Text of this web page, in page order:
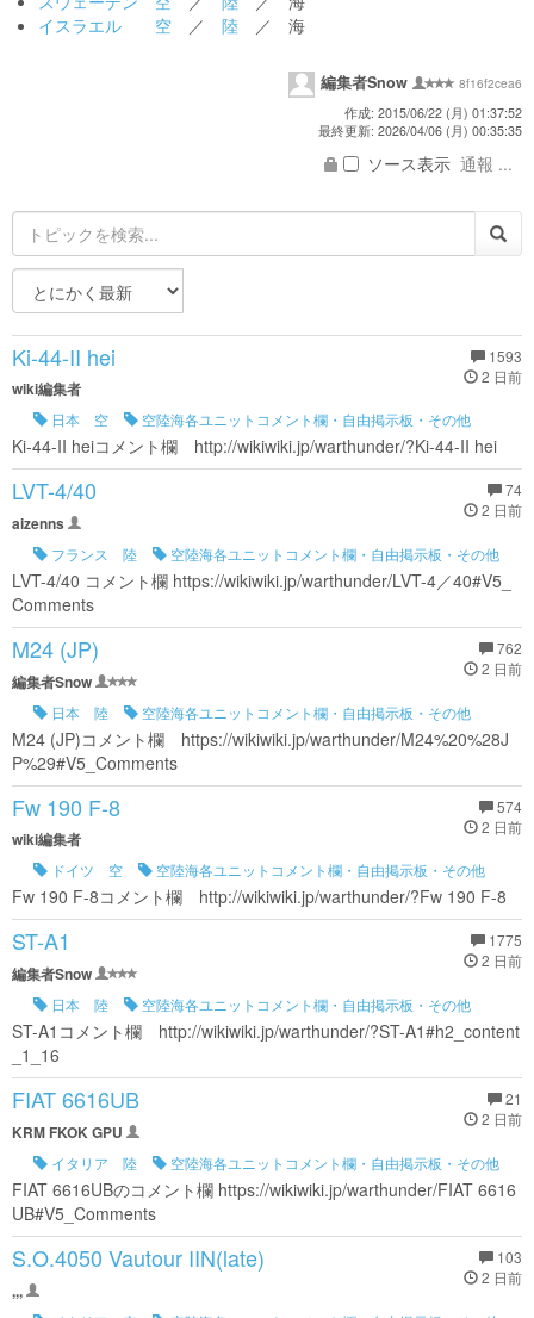
イスラエル
空 ／陸 ／ 海
編集者Snow
8f16f2cea6
作成: 2015/06/22 (月) 01:37:52
最終更新: 2026/04/06 (月) 00:35:35
ソース表示 通報 ...
1593
2 日前
Ki-44-II hei
wiki編集者
日本 空 空陸海各ユニットコメント欄・自由掲示板・その他
Ki-44-II heiコメント欄 http://wikiwiki.jp/warthunder/?Ki-44-II hei
74
2 日前
LVT-4/40
aizenns
フランス 陸 空陸海各ユニットコメント欄・自由掲示板・その他
LVT-4/40 コメント欄 https://wikiwiki.jp/warthunder/LVT-4／40#V5_
Comments
762
2 日前
M24 (JP)
編集者Snow
日本 陸 空陸海各ユニットコメント欄・自由掲示板・その他
M24 (JP)コメント欄 https://wikiwiki.jp/warthunder/M24%20%28J
P%29#V5_Comments
574
2 日前
Fw 190 F-8
wiki編集者
ドイツ 空 空陸海各ユニットコメント欄・自由掲示板・その他
Fw 190 F-8コメント欄 http://wikiwiki.jp/warthunder/?Fw 190 F-8
1775
2 日前
ST-A1
編集者Snow
日本 陸 空陸海各ユニットコメント欄・自由掲示板・その他
ST-A1コメント欄 http://wikiwiki.jp/warthunder/?ST-A1#h2_content
_1_16
21
2 日前
FIAT 6616UB
KRM FKOK GPU
イタリア 陸 空陸海各ユニットコメント欄・自由掲示板・その他
FIAT 6616UBのコメント欄 https://wikiwiki.jp/warthunder/FIAT 6616
UB#V5_Comments
103
2 日前
S.O.4050 Vautour IIN(late)
,,,